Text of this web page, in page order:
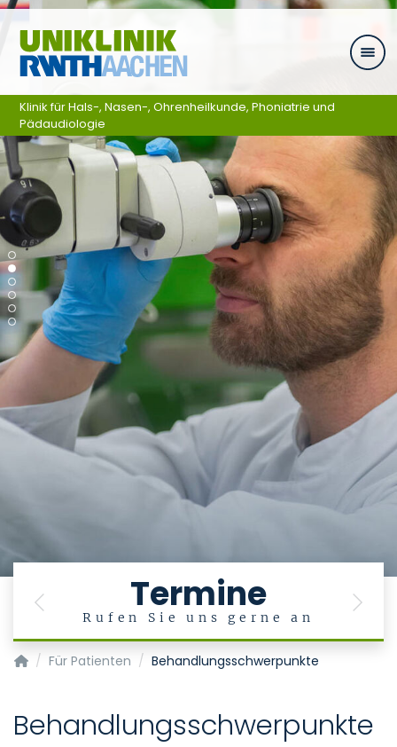
Zum Inhalt springen
Termine
Rufen Sie uns gerne an
Previous Next
Klinik für Hals-, Nasen-, Ohrenheilkunde, Phoniatrie und
Pädaudiologie
Klinik für Hals-, Nasen-, Ohrenheilkunde, Phoniatrie und
Für Patienten Behandlungsschwerpunkte
Behandlungsschwerpunkte